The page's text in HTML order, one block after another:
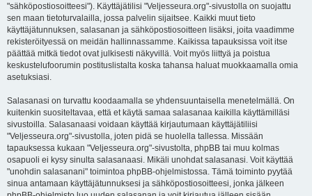
"sähköpostiosoitteesi"). Käyttäjätilisi "Veljesseura.org"-sivustolla on suojattu
sen maan tietoturvalailla, jossa palvelin sijaitsee. Kaikki muut tieto
käyttäjätunnuksen, salasanan ja sähköpostiosoitteen lisäksi, joita vaadimme
rekisteröityessä on meidän hallinnassamme. Kaikissa tapauksissa voit itse
päättää mitkä tiedot ovat julkisesti näkyvillä. Voit myös liittyä ja poistua
keskustelufoorumin postituslistalta koska tahansa haluat muokkaamalla omia
asetuksiasi.
Salasanasi on turvattu koodaamalla se yhdensuuntaisella menetelmällä. On
kuitenkin suositeltavaa, että et käytä samaa salasanaa kaikilla käyttämilläsi
sivustoilla. Salasanaasi voidaan käyttää kirjautumaan käyttäjätiliisi
"Veljesseura.org"-sivustolla, joten pidä se huolella tallessa. Missään
tapauksessa kukaan "Veljesseura.org"-sivustolta, phpBB tai muu kolmas
osapuoli ei kysy sinulta salasanaasi. Mikäli unohdat salasanasi. Voit käyttää
"unohdin salasanani" toimintoa phpBB-ohjelmistossa. Tämä toiminto pyytää
sinua antamaan käyttäjätunnuksesi ja sähköpostiosoitteesi, jonka jälkeen